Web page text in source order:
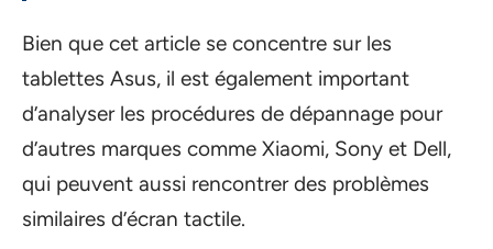
Bien que cet article se concentre sur les
tablettes Asus, il est également important
d’analyser les procédures de dépannage pour
d’autres marques comme Xiaomi, Sony et Dell,
qui peuvent aussi rencontrer des problèmes
similaires d’écran tactile.